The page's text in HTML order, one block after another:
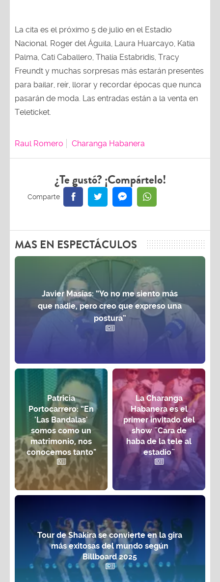
La cita es el próximo 5 de julio en el Estadio
Nacional. Roger del Águila, Laura Huarcayo, Katia
Palma, Cati Caballero, Thalía Estabridis, Tracy
Freundt y muchas sorpresas más estarán presentes
para bailar, reír, llorar y recordar épocas que nunca
pasarán de moda. Las entradas están a la venta en
Teleticket.
Raul Romero Charanga Habanera
¿Te gustó? ¡Compártelo!
MAS EN ESPECTÁCULOS
Javier Masías: “Yo no me siento más
que nadie, pero creo que expreso una
postura”
Patricia
Portocarrero: “En
'Las Bandalas'
somos como un
matrimonio, nos
conocemos tanto"
La Charanga
Habanera es el
primer invitado del
show ¨Cara de
haba de la tele al
estadio¨
Tour de Shakira se convierte en la gira
más exitosas del mundo según
Billboard 2025